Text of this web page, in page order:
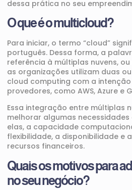
dessa prática no seu
O que é o multicloud?
Para iniciar, o termo “cloud”
português. Dessa forma, a
referência à múltiplas nuvens,
as organizações utilizam duas
cloud computing com a
provedores, como AWS, Azure e
Essa integração entre múltiplas
melhorar algumas necessidades
elas, a capacidade
flexibilidade, a disponibilidade e
recursos financeiros.
Quais os motivos para
no seu negócio?